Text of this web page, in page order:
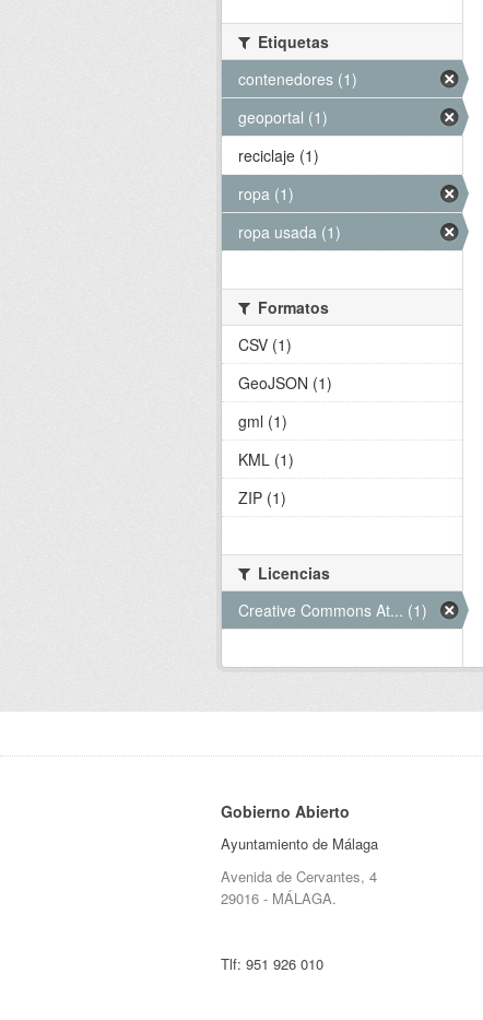
Etiquetas
contenedores (1)
geoportal (1)
reciclaje (1)
ropa (1)
ropa usada (1)
Formatos
CSV (1)
GeoJSON (1)
gml (1)
KML (1)
ZIP (1)
Licencias
Creative Commons At... (1)
Gobierno Abierto
Ayuntamiento de Málaga
Avenida de Cervantes, 4
29016 - MÁLAGA.
Tlf: 951 926 010